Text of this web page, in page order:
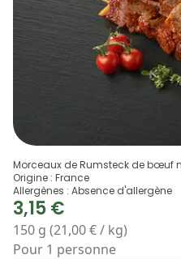
Morceaux de Rumsteck de bœuf
Origine : France
Allergènes : Absence d'allergène
3,15 €
150 g (21,00 € / kg)
Pour 1 personne